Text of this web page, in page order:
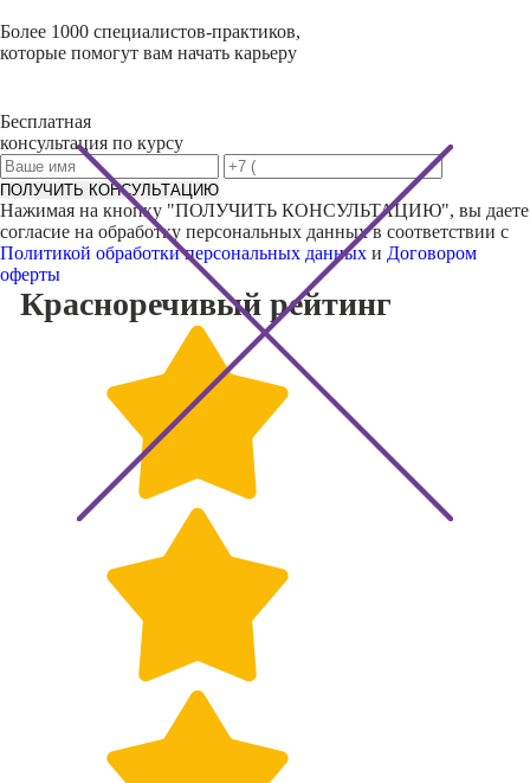
Более 1000 специалистов-практиков,
которые помогут вам начать карьеру
Бесплатная
консультация по курсу
ПОЛУЧИТЬ КОНСУЛЬТАЦИЮ
Нажимая на кнопку "ПОЛУЧИТЬ КОНСУЛЬТАЦИЮ", вы даете
согласие на обработку персональных данных в соответствии с
Политикой обработки персональных данных и Договором
оферты
Красноречивый рейтинг